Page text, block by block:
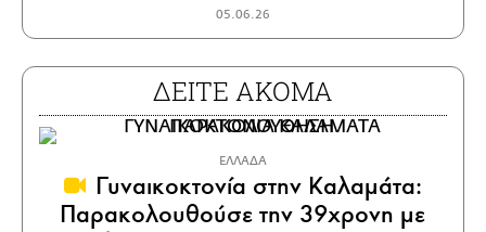
05.06.26
ΔΕΙΤΕ ΑΚΟΜΑ
ΕΛΛΑΔΑ
Γυναικοκτονία στην Καλαμάτα:
Παρακολουθούσε την 39χρονη με